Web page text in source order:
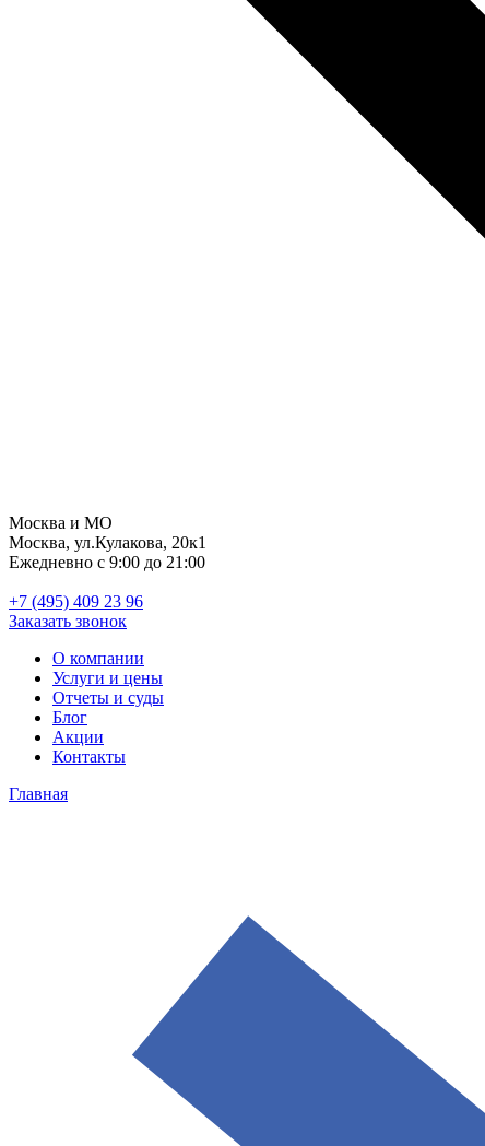
Москва и МО
Москва, ул.Кулакова, 20к1
Ежедневно с 9:00 до 21:00
+7 (495) 409 23 96
Заказать звонок
О компании
Услуги и цены
Отчеты и суды
Блог
Акции
Контакты
Главная